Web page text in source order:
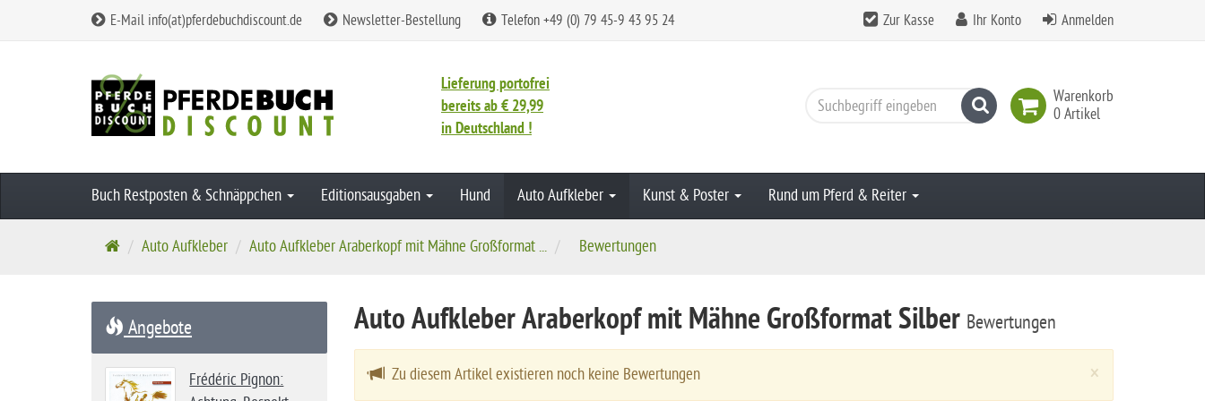
E-Mail info(at)pferdebuchdiscount.de Newsletter-Bestellung Telefon +49 (0) 79 45-9 43 95 24 Zur Kasse Ihr Konto Anmelden
Lieferung portofrei
bereits ab € 29,99
in Deutschland !
Warenkorb
0 Artikel
Suchen
Buch Restposten & Schnäppchen Editionsausgaben Hund Auto Aufkleber Kunst & Poster Rund um Pferd & Reiter
S
r
t
e
Auto Aufkleber Auto Aufkleber Araberkopf mit Mähne Großformat ... Bewertungen
Auto Aufkleber Araberkopf mit Mähne Großformat Silber Bewertungen
×
Zu diesem Artikel existieren noch keine Bewertungen
Angebote
Frédéric Pignon: